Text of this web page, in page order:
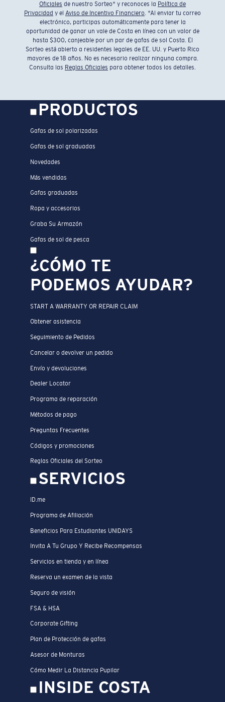
Oficiales de nuestro Sorteo* y reconoces la Política de
Privacidad y el Aviso de Incentivo Financiero. *Al enviar tu correo
electrónico, participas automáticamente para tener la
oportunidad de ganar un vale de Costa en línea con un valor de
hasta $300, canjeable por un par de gafas de sol Costa. El
Sorteo está abierto a residentes legales de EE. UU. y Puerto Rico
mayores de 18 años. No es necesario realizar ninguna compra.
Consulta las Reglas Oficiales para obtener todos los detalles.
PRODUCTOS
Gafas de sol polarizadas
Gafas de sol graduadas
Novedades
Más vendidas
Gafas graduadas
Ropa y accesorios
Graba Su Armazón
Gafas de sol de pesca
¿CÓMO TE
PODEMOS AYUDAR?
START A WARRANTY OR REPAIR CLAIM
Obtener asistencia
Seguimiento de Pedidos
Cancelar o devolver un pedido
Envío y devoluciones
Dealer Locator
Programa de reparación
Métodos de pago
Preguntas Frecuentes
Códigos y promociones
Reglas Oficiales del Sorteo
SERVICIOS
ID.me
Programa de Afiliación
Beneficios Para Estudiantes UNIDAYS
Invita A Tu Grupo Y Recibe Recompensas
Servicios en tienda y en línea
Reserva un examen de la vista
Seguro de visión
FSA & HSA
Corporate Gifting
Plan de Protección de gafas
Asesor de Monturas
Cómo Medir La Distancia Pupilar
INSIDE COSTA